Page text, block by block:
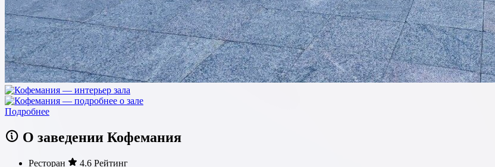
Подробнее
О заведении Кофемания
Ресторан
4.6 Рейтинг